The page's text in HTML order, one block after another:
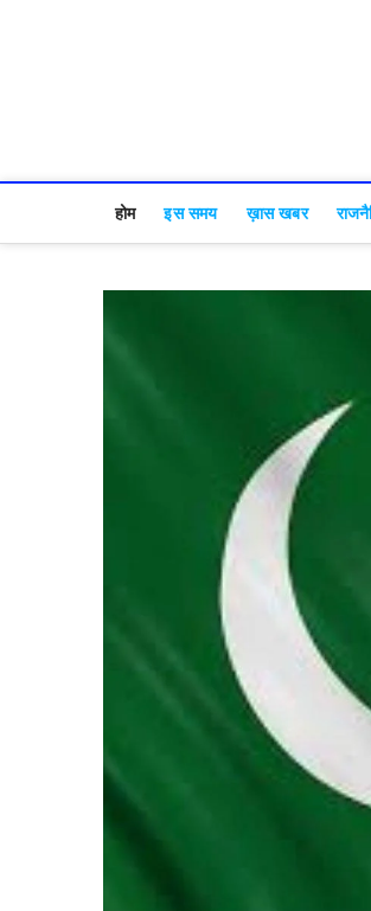
होम इस समय ख़ास खबर